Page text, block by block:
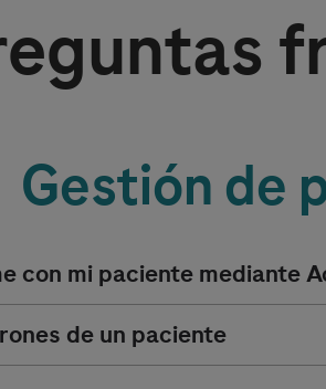
Gestión de
con mi paciente mediante
de un paciente